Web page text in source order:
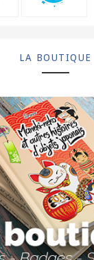
LA BOUTIQUE